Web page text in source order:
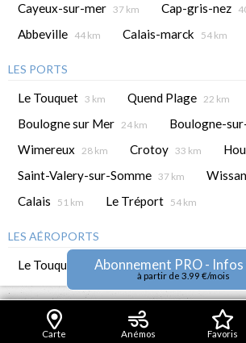
Cayeux-sur-mer 37 km Cap-gris-nez
Abbeville 44 km Calais-marck 54 km
LES PORTS
Le Touquet 3 km Quend Plage 22 km
Boulogne sur Mer 24 km Boulogne-
Wimereux 28 km Crotoy 33 km
Saint-Valery-sur-Somme 37 km
Calais 51 km Le Tréport 54 km
LES AÉROPORTS
Le Touquet 1 km
Carte Anémos Favoris
Abonnement PRO -
à partir de 3.99 €/mois